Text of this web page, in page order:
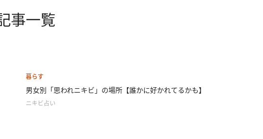
事一覧
暮らす
男女別「思われニキビ」の場所【誰かに好かれてるかも】
ニキビ占い